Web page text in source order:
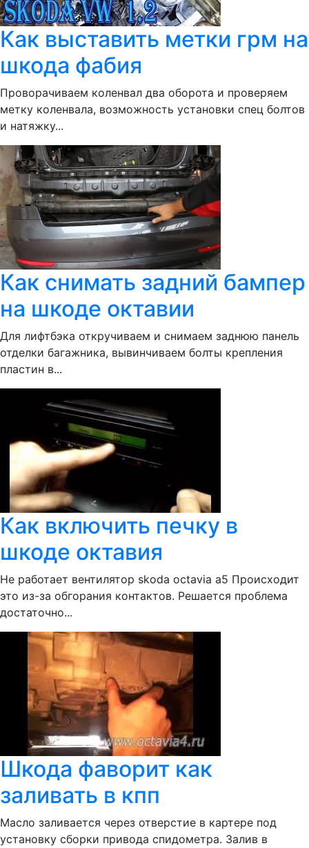
Как выставить метки грм на
шкода фабия
Проворачиваем коленвал два оборота и проверяем
метку коленвала, возможность установки спец болтов
и натяжку...
Как снимать задний бампер
на шкоде октавии
Для лифтбэка откручиваем и снимаем заднюю панель
отделки багажника, вывинчиваем болты крепления
пластин в...
Как включить печку в
шкоде октавия
Не работает вентилятор skoda octavia a5 Происходит
это из-за обгорания контактов. Решается проблема
достаточно...
Шкода фаворит как
заливать в кпп
Масло заливается через отверстие в картере под
установку сборки привода спидометра. Залив в